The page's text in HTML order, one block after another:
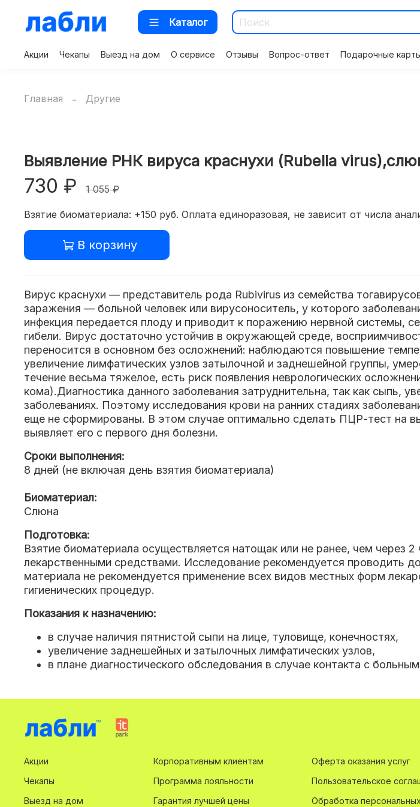
Каталог
Акции Чекапы Выезд на дом О сервисе Отзывы Вопрос-ответ Подарочные
Главная Другие
Выявление РНК вируса краснухи (Rubella
730 ₽ 1 055 ₽
Взятие биоматериала: +150 руб. Оплата единоразовая, не зависит от числа
В корзину
Вирус краснухи — представитель рода Rubivirus из семейства
заражения — больной человек или вирусоноситель, у которого
инфекция передается плоду и приводит к поражению нервной системы,
гибели. Вирус достаточно устойчив в окружающей среде,
переносится в основном без осложнений: наблюдаются повышение
увеличение лимфатических узлов затылочной и заднешейной группы,
течение весьма тяжелое, есть риск появления неврологических
кома).Диагностика данного заболевания затруднительна, так как сыпь,
заболеваниях. Поэтому исследования крови на ранних стадиях
еще не сформированы. В этом случае оптимально сделать ПЦР-тест на
выявляет его с первого дня болезни.
Сроки выполнения:
8 дней (не включая день взятия биоматериала)
Биоматериал:
Слюна
Подготовка:
Взятие биоматериала осуществляется натощак или не ранее, чем через
лекарственными средствами. Исследование рекомендуется проводить
материала не рекомендуется применение всех видов местных форм
гигиенических процедур.
Показания к назначению:
в случае наличия пятнистой сыпи на лице, туловище, конечностях,
увеличение заднешейных и затылочных лимфатических узлов,
в плане диагностического обследования в случае контакта с
Акции
Чекапы
Выезд на дом
Корпоративным клиентам
Программа лояльности
Гарантия лучшей цены
Оферта оказания услуг
Пользовательское
Обработка